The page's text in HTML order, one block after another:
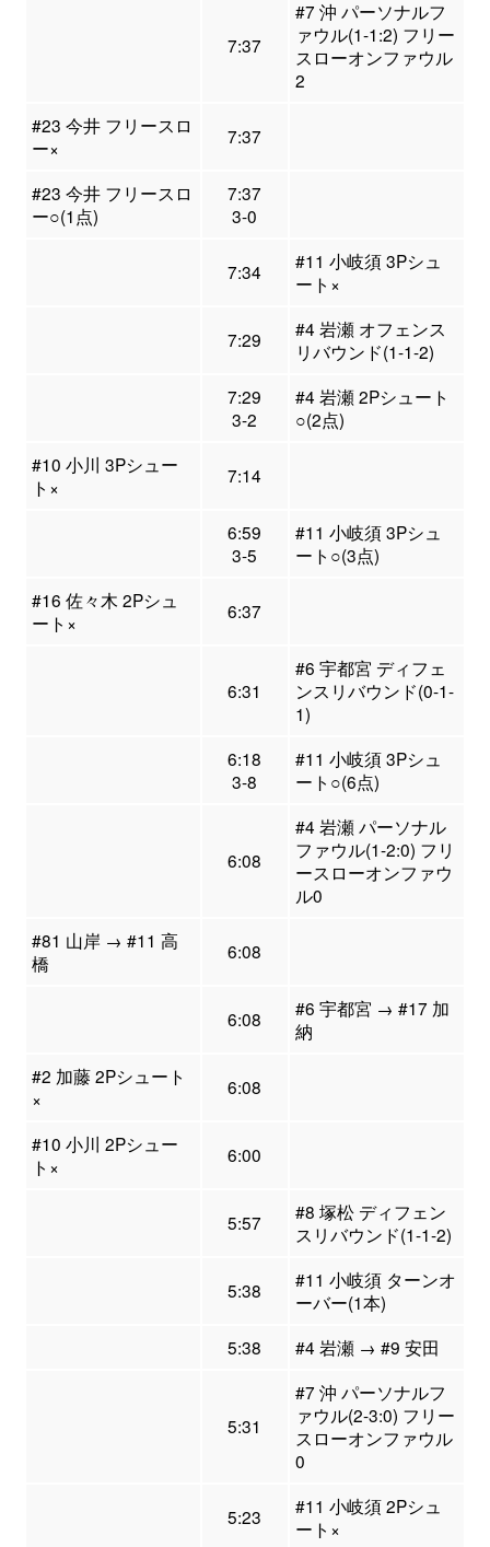
7:37
#7 沖 パーソナルフ
ァウル(1-1:2) フリー
スローオンファウル
2
#23 今井 フリースロ
ー×
7:37
#23 今井 フリースロ
ー○(1点)
7:37
3-0
7:34
#11 小岐須 3Pシュ
ート×
7:29
#4 岩瀬 オフェンス
リバウンド(1-1-2)
7:29
3-2
#4 岩瀬 2Pシュート
○(2点)
#10 小川 3Pシュー
ト×
7:14
6:59
3-5
#11 小岐須 3Pシュ
ート○(3点)
#16 佐々木 2Pシュ
ート×
6:37
6:31
#6 宇都宮 ディフェ
ンスリバウンド(0-1-
1)
6:18
3-8
#11 小岐須 3Pシュ
ート○(6点)
6:08
#4 岩瀬 パーソナル
ファウル(1-2:0) フリ
ースローオンファウ
ル0
#81 山岸 → #11 高
橋
6:08
6:08
#6 宇都宮 → #17 加
納
#2 加藤 2Pシュート
×
6:08
#10 小川 2Pシュー
ト×
6:00
5:57
#8 塚松 ディフェン
スリバウンド(1-1-2)
5:38
#11 小岐須 ターンオ
ーバー(1本)
5:38
#4 岩瀬 → #9 安田
5:31
#7 沖 パーソナルフ
ァウル(2-3:0) フリー
スローオンファウル
0
5:23
#11 小岐須 2Pシュ
ート×